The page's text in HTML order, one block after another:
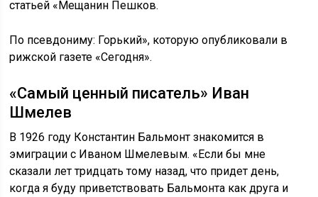
статьей «Мещанин Пешков.
По псевдониму: Горький», которую опубликовали в
рижской газете «Сегодня».
«Самый ценный писатель» Иван
Шмелев
В 1926 году Константин Бальмонт знакомится в
эмиграции с Иваном Шмелевым. «Если бы мне
сказали лет тридцать тому назад, что придет день,
когда я буду приветствовать Бальмонта как друга и